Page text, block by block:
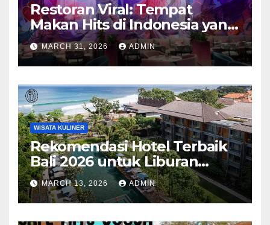
Restoran Viral: Tempat
Makan Hits di Indonesia yang
Wajib Dicoba
MARCH 31, 2026 ADMIN
WISATA KULINER
Rekomendasi Hotel Terbaik
Bali 2026 untuk Liburan
Impian Anda
MARCH 13, 2026 ADMIN